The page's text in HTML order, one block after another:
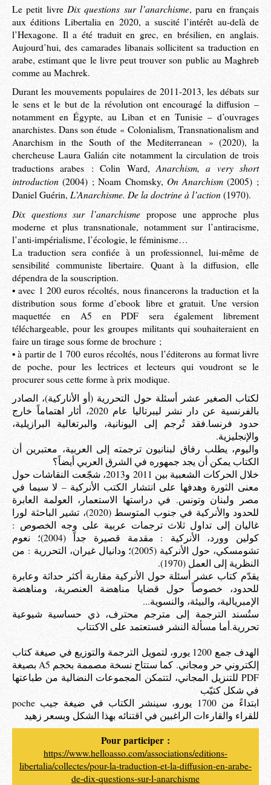
Le petit livre Dix questions sur l’anarchisme, paru en français
aux éditions Libertalia en 2020, a suscité l’intérêt au-delà de
l’Hexagone. Il a été traduit en grec, en brésilien, en anglais.
Aujourd’hui, des camarades libanais sollicitent sa traduction en
arabe, estimant que le livre peut trouver son public au Maghreb
comme au Machrek.
Durant les mouvements populaires de 2011-2013, les débats sur
le sens et le but de la révolution ont encouragé la diffusion –
notamment en Égypte, au Liban et en Tunisie – d’ouvrages
anarchistes. Dans son étude « Colonialism, Transnationalism and
Anarchism in the South of the Mediterranean » (2020), la
chercheuse Laura Galián cite notamment la circulation de trois
traductions arabes : Colin Ward,Anarchism, a very short
introduction (2004) ; Noam Chomsky, On Anarchism(2005) ;
Daniel Guérin, L’Anarchisme. De la doctrine à l’action (1970).
Dix questions sur l’anarchismepropose une approche plus
moderne et plus transnationale, notamment sur l’antiracisme,
l’anti-impérialisme, l’écologie, le féminisme…
La traduction sera confiée à un professionnel, lui-même de
sensibilité communiste libertaire. Quant à la diffusion, elle
dépendra de la souscription.
• avec 1 200 euros récoltés, nous financerons la traduction et la
distribution sous forme d’ebook libre et gratuit. Une version
maquettée en A5 en PDF sera également librement
téléchargeable, pour les groupes militants qui souhaiteraient en
faire un tirage sous forme de brochure ;
• à partir de 1 700 euros récoltés, nous l’éditerons au format livre
de poche, pour les lectrices et lecteurs qui voudront se le
procurer sous cette forme à prix modique.
لكتاب الصغير عشر أسئلة حول التحررية (أو الأناركية)، الصادر
بالفرنسية عن دار نشر ليبرتاليا عام 2020، أثار اهتماماً خارج
حدود فرنسا.فقد تُرجم إلى اليونانية، والبرتغالية البرازيلية،
والإنجليزية.
واليوم، يطلب رفاق لبنانيون ترجمته إلى العربية، معتبرين أن
الكتاب يمكن أن يجد جمهوره في الشرق العربي أيضاً؟
خلال الحركات الشعبية بين 2011 و2013، شجّعت النقاشات حول
معنى الثورة وهدفها على انتشار الكتب الأنركية – لا سيما في
مصر ولبنان وتونس. في دراستها الاستعمار، العولمة العابرة
للحدود والأنركية في جنوب المتوسط (2020)، تشير الباحثة لورا
غاليان إلى تداول ثلاث ترجمات عربية على وجه الخصوص :
كولين وورد، الأنركية : مقدمة قصيرة جداً (2004)؛ نعوم
تشومسكي، حول الأنركية (2005)؛ ودانيال غيران، التحررية : من
النظرية إلى العمل (1970).
يقدّم كتاب عشر أسئلة حول الأنركية مقاربة أكثر حداثة وعابرة
للحدود، خصوصاً حول قضايا مناهضة العنصرية، ومناهضة
الإمبريالية، والبيئة، والنسوية...
ستُسند الترجمة إلى مترجم محترف، ذي حساسية شيوعية
تحررية.أما مسألة النشر فستعتمد على الاكتتاب
الهدف جمع 1200 يورو، لتمويل الترجمة والتوزيع في صيغة كتاب
إلكتروني حر ومجاني. كما ستتاح نسخة مصممة بحجم A5 بصيغة
PDF للتنزيل المجاني، لتتمكن المجموعات النضالية من طباعتها
في شكل كتيّب
ابتداءً من 1700 يورو، سينشر الكتاب في ضيغة جيب poche
للقراء والقارءات الراغبين في اقتنائه بهذا الشكل وبسعر زهيد
Pour participer :
https://www.helloasso.com/associations/editions-
libertalia/collectes/pour-la-traduction-et-la-diffusion-en-arabe-
de-dix-questions-sur-l-anarchisme